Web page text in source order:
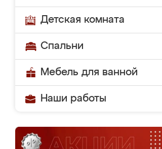
Детская комната
Спальни
Мебель для ванной
Наши работы